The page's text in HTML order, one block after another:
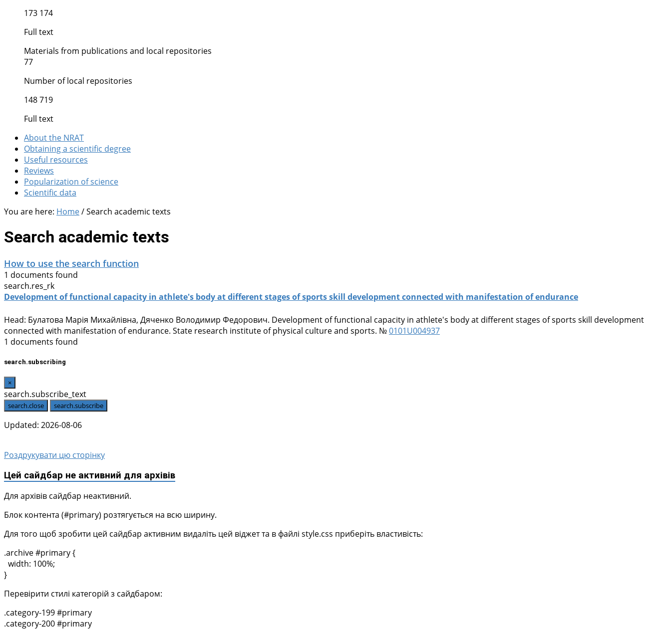
173 174
Full text
Materials from publications and local repositories
77
Number of local repositories
148 719
Full text
About the NRAT
Obtaining a scientific degree
Useful resources
Reviews
Popularization of science
Scientific data
You are here: Home/Search academic texts
Search academic texts
How to use the search function
1 documents found
search.res_rk
Development of functional capacity in athlete's body at different stages of sports skill development connected with manifestation of endurance
Head: Булатова Марія Михайлівна, Дяченко Володимир Федорович. Development of functional capacity in athlete's body at different stages of sports skill development
connected with manifestation of endurance. State research institute of physical culture and sports. №0101U004937
1 documents found
search.subscribing
×
search.subscribe_text
search.close search.subscribe
Updated: 2026-08-06
Роздрукувати цю сторінку
Цей сайдбар не активний для архівів
Для архівів сайдбар неактивний.
Блок контента (#primary) розтягується на всю ширину.
Для того щоб зробити цей сайдбар активним видаліть цей віджет та в файлі style.css приберіть властивість:
.archive #primary {
width: 100%;
}
Перевірити стилі категорій з сайдбаром:
.category-199 #primary
.category-200 #primary